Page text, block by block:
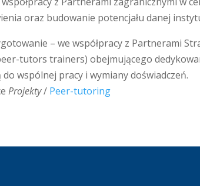
oraz budowanie potencjału danej
– we współpracy z Partnerami
tutors trainers) obejmującego
wspólnej pracy i wymiany doświadczeń.
Projekty/ Peer-tutoring